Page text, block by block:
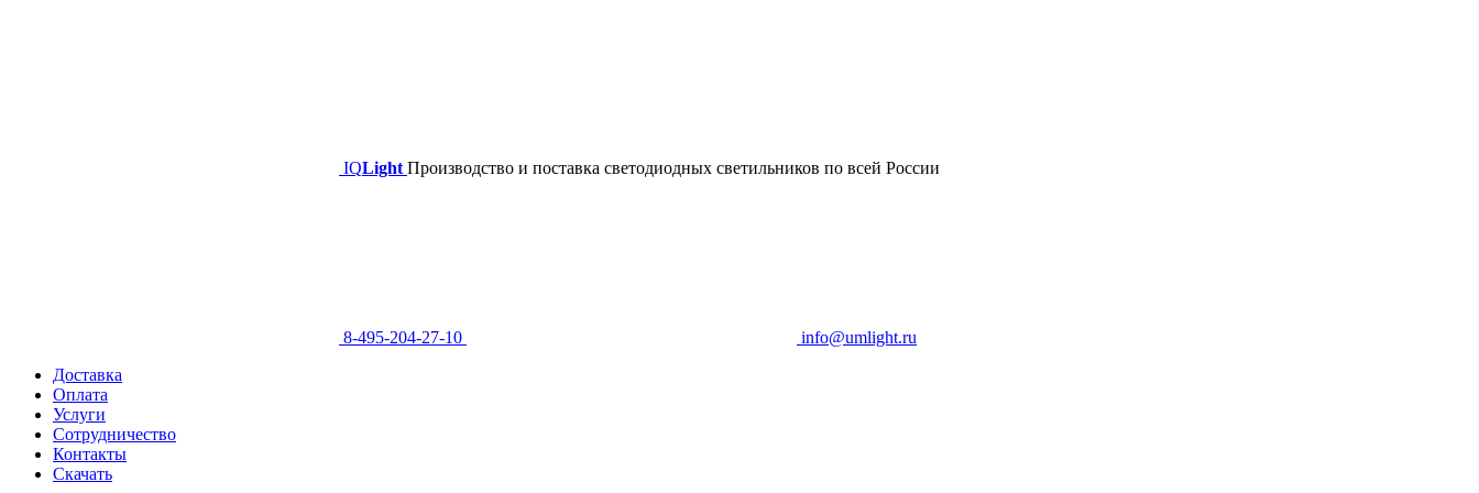
IQLight Производство и поставка светодиодных светильников по всей России
8-495-204-27-10
info@umlight.ru
Доставка
Оплата
Услуги
Сотрудничество
Контакты
Скачать